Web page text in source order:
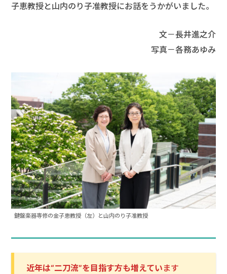
子恵教授と山内のり子准教授にお話をうかがいました。
文－長井進之介
写真－各務あゆみ
鍵盤楽器専修の金子恵教授（左）と山内のり子准教授
近年は“二刀流”を目指す方も増えてい ます